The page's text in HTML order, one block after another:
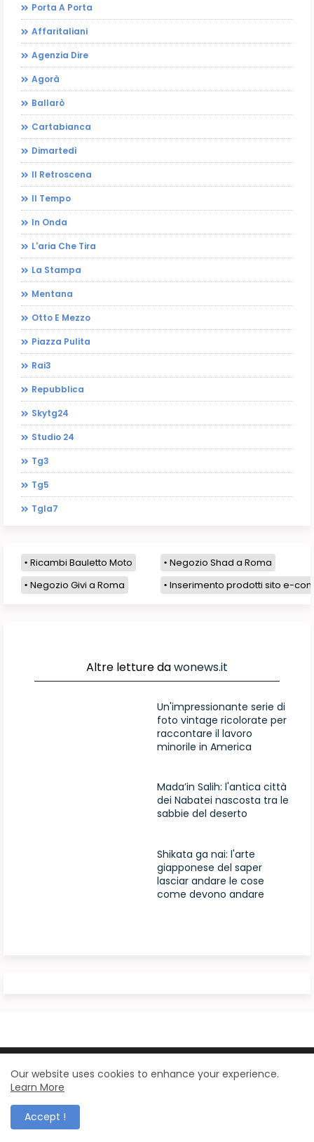
Porta A Porta
Affaritaliani
Agenzia Dire
Agorà
Ballarò
Cartabianca
Dimartedì
Il Retroscena
Il Tempo
In Onda
L'aria Che Tira
La Stampa
Mentana
Otto E Mezzo
Piazza Pulita
Rai3
Repubblica
Skytg24
Studio 24
Tg3
Tg5
Tgla7
Ricambi Bauletto Moto
Negozio Shad a Roma
Negozio Givi a Roma
Inserimento prodotti sito e-
Altre letture dawonews.it
Un'impressionante serie di
foto vintage ricolorate per
raccontare il lavoro
minorile in America
Mada’in Salih: l'antica città
dei Nabatei nascosta tra le
sabbie del deserto
Shikata ga nai: l'arte
giapponese del saper
lasciar andare le cose
come devono andare
Our website uses cookies to enhance your experience.
Learn More
Accept !